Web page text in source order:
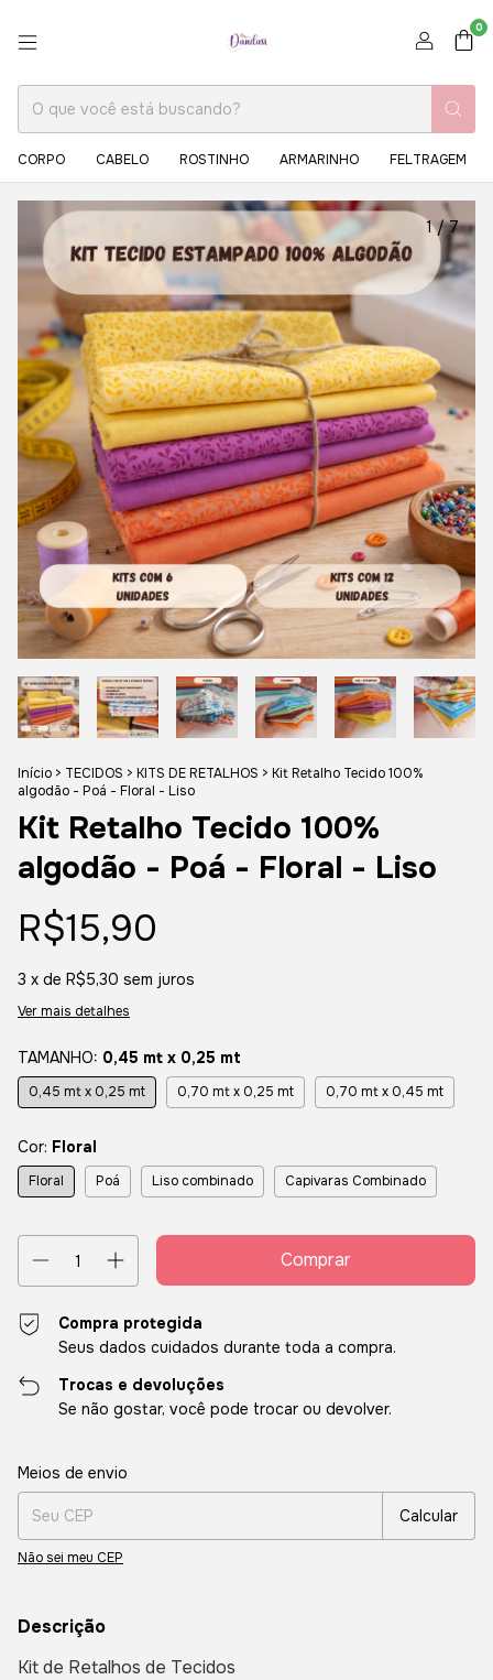
0
CORPO CABELO ROSTINHO ARMARINHO FELTRAGEM
1/7
Início > TECIDOS > KITS DE RETALHOS > Kit Retalho Tecido 100%
algodão - Poá - Floral - Liso
Kit Retalho Tecido 100%
algodão - Poá - Floral - Liso
R$15,90
3 x de R$5,30 sem juros
Ver mais detalhes
TAMANHO: 0,45 mt x 0,25 mt
0,45 mt x 0,25 mt 0,70 mt x 0,25 mt 0,70 mt x 0,45 mt
Cor: Floral
Floral Poá Liso combinado Capivaras Combinado
Compra protegida
Seus dados cuidados durante toda a compra.
Trocas e devoluções
Se não gostar, você pode trocar ou devolver.
Entregas para o CEP:
Meios de envio
Calcular
Não sei meu CEP
Descrição
Kit de Retalhos de Tecidos